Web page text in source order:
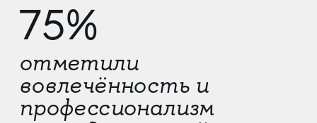
75%
отметили
вовлечённость и
профессионализм